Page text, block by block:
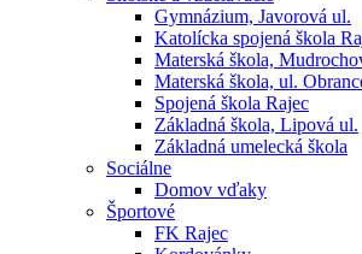
Gymnázium, Javorová ul.
Katolícka spojená škola
Materská škola,
Materská škola, ul.
Spojená škola Rajec
Základná škola, Lipová ul.
Základná umelecká škola
Sociálne
Domov vďaky
Športové
FK Rajec